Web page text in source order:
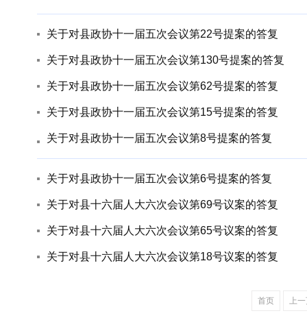
关于对县政协十一届五次会议第22号提案的答复
关于对县政协十一届五次会议第130号提案的答复
关于对县政协十一届五次会议第62号提案的答复
关于对县政协十一届五次会议第15号提案的答复
关于对县政协十一届五次会议第8号提案的答复
关于对县政协十一届五次会议第6号提案的答复
关于对县十六届人大六次会议第69号议案的答复
关于对县十六届人大六次会议第65号议案的答复
关于对县十六届人大六次会议第18号议案的答复
首页 上